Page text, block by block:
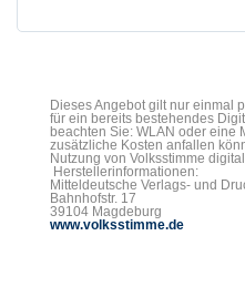
Dieses Angebot gilt nur einmal
für ein bereits bestehendes
beachten Sie: WLAN oder eine
zusätzliche Kosten anfallen
Nutzung von Volksstimme
Herstellerinformationen:
Mitteldeutsche Verlags- und
Bahnhofstr. 17
39104 Magdeburg
www.volksstimme.de